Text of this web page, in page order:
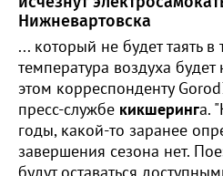
Нижневартовска
... который не будет таять
температура воздуха
этом корреспонденту
пресс-службе кикшеринга.
годы, какой-то заранее
завершения сезона нет.